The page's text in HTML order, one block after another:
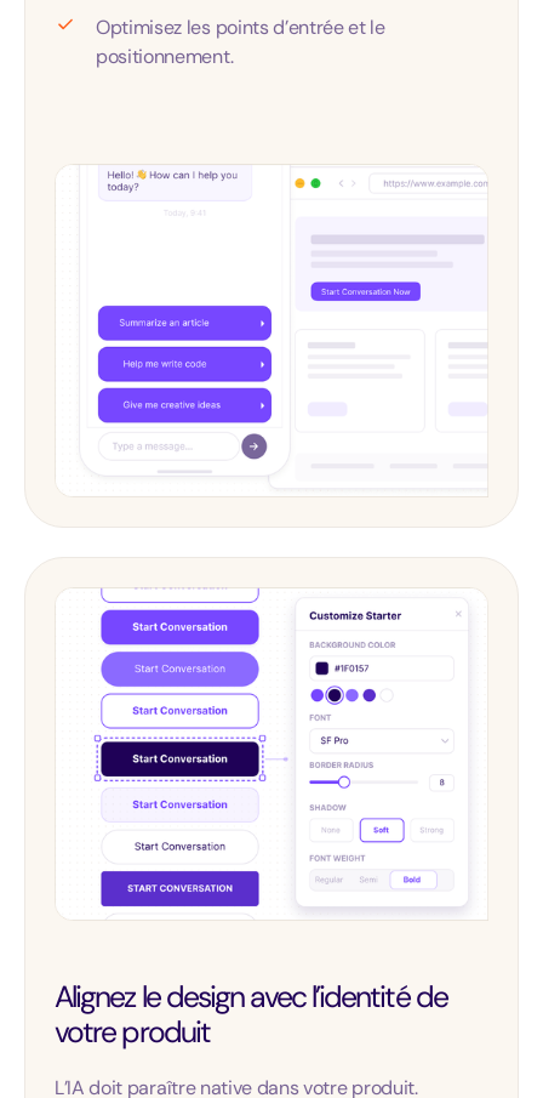
Optimisez les points d’entrée et le
positionnement.
Alignez le design avec l’identité de
votre produit
L’IA doit paraître native dans votre produit.